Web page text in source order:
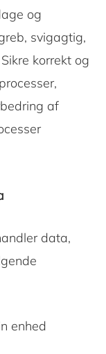
og
svigagtig,
korrekt og
af
data,
enhed